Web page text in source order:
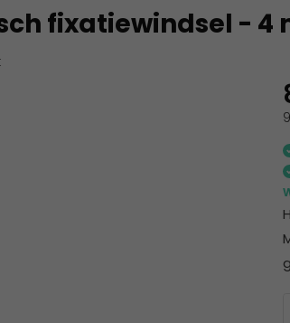
fixatiewindsel - 4